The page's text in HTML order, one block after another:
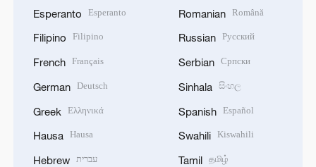
Esperanto Esperanto
Filipino Filipino
French Français
German Deutsch
Greek Ελληνικά
Hausa Hausa
Hebrew עברית
Romanian Română
Russian Русский
Serbian Српски
Sinhala සිංහල
Spanish Español
Swahili Kiswahili
Tamil தமிழ்